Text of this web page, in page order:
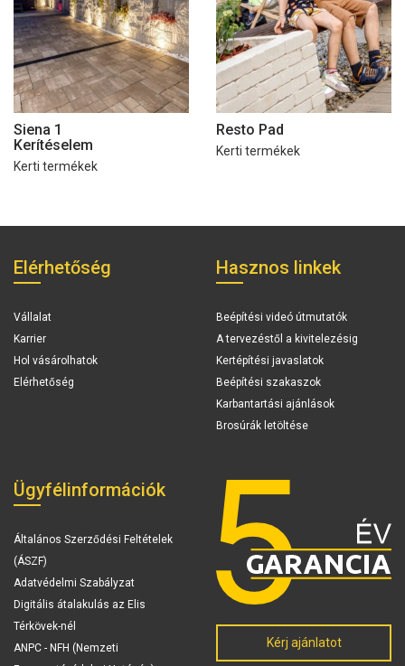
Siena 1
Kerítéselem
Kerti termékek
Resto Pad
Kerti termékek
Elérhetőség
Vállalat
Karrier
Hol vásárolhatok
Elérhetőség
Hasznos linkek
Beépítési videó útmutatók
A tervezéstől a kivitelezésig
Kertépítési javaslatok
Beépítési szakaszok
Karbantartási ajánlások
Brosúrák letöltése
Ügyfélinformációk
Általános Szerződési Feltételek
(ÁSZF)
Adatvédelmi Szabályzat
Digitális átalakulás az Elis
Térkövek-nél
ANPC - NFH (Nemzeti
Kérj ajánlatot